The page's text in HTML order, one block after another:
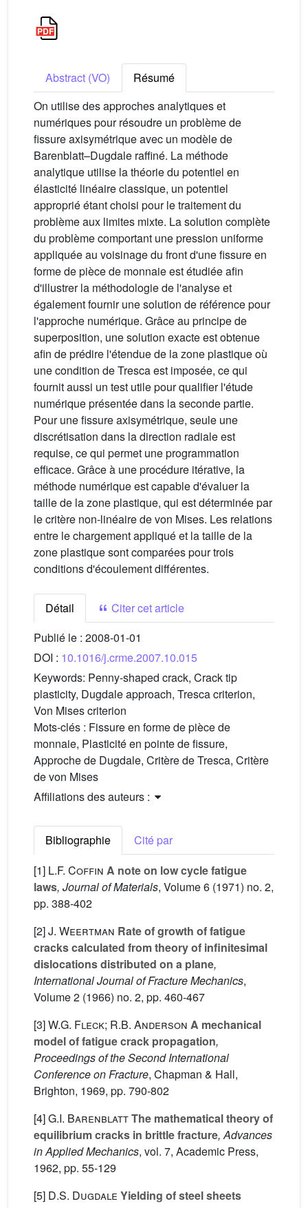
Abstract (VO)
Résumé
On utilise des approches analytiques et
numériques pour résoudre un problème de
fissure axisymétrique avec un modèle de
Barenblatt–Dugdale raffiné. La méthode
analytique utilise la théorie du potentiel en
élasticité linéaire classique, un potentiel
approprié étant choisi pour le traitement du
problème aux limites mixte. La solution complète
du problème comportant une pression uniforme
appliquée au voisinage du front d'une fissure en
forme de pièce de monnaie est étudiée afin
d'illustrer la méthodologie de l'analyse et
également fournir une solution de référence pour
l'approche numérique. Grâce au principe de
superposition, une solution exacte est obtenue
afin de prédire l'étendue de la zone plastique où
une condition de Tresca est imposée, ce qui
fournit aussi un test utile pour qualifier l'étude
numérique présentée dans la seconde partie.
Pour une fissure axisymétrique, seule une
discrétisation dans la direction radiale est
requise, ce qui permet une programmation
efficace. Grâce à une procédure itérative, la
méthode numérique est capable d'évaluer la
taille de la zone plastique, qui est déterminée par
le critère non-linéaire de von Mises. Les relations
entre le chargement appliqué et la taille de la
zone plastique sont comparées pour trois
conditions d'écoulement différentes.
Détail
Citer cet article
Publié le : 2008-01-01
DOI : 10.1016/j.crme.2007.10.015
Keywords: Penny-shaped crack, Crack tip
plasticity, Dugdale approach, Tresca criterion,
Von Mises criterion
Mots-clés : Fissure en forme de pièce de
monnaie, Plasticité en pointe de fissure,
Approche de Dugdale, Critère de Tresca, Critère
de von Mises
Affiliations des auteurs :
Bibliographie
Cité par
[1] L.F. Coffin A note on low cycle fatigue
laws, Journal of Materials, Volume 6 (1971) no. 2,
pp. 388-402
[2]J. Weertman Rate of growth of fatigue
cracks calculated from theory of infinitesimal
dislocations distributed on a plane,
International Journal of Fracture Mechanics,
Volume 2 (1966) no. 2, pp. 460-467
[3]W.G. Fleck; R.B. Anderson A mechanical
model of fatigue crack propagation,
Proceedings of the Second International
Conference on Fracture, Chapman & Hall,
Brighton, 1969, pp. 790-802
[4]G.I. BarenblattThe mathematical theory of
equilibrium cracks in brittle fracture, Advances
in Applied Mechanics, vol. 7, Academic Press,
1962, pp. 55-129
[5] D.S. Dugdale Yielding of steel sheets